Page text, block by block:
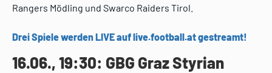
Rangers Mödling und Swarco Raiders Tirol.
Drei Spiele werden LIVE auf live.football.at gestreamt!
16.06., 19:30: GBG Graz Styrian